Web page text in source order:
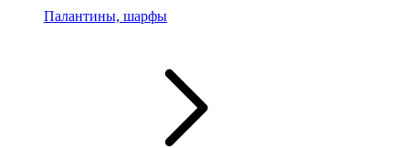
Палантины, шарфы